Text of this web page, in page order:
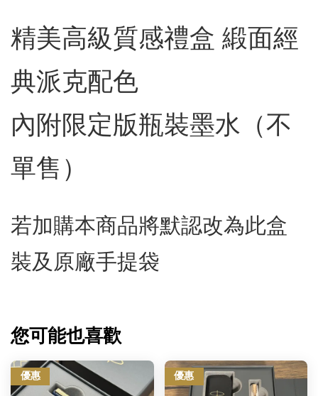
精美高級質感禮盒 緞面經
典派克配色
內附限定版瓶裝墨水（不
單售）
若加購本商品將默認改為此盒
裝及原廠手提袋
您可能也喜歡
優惠 優惠